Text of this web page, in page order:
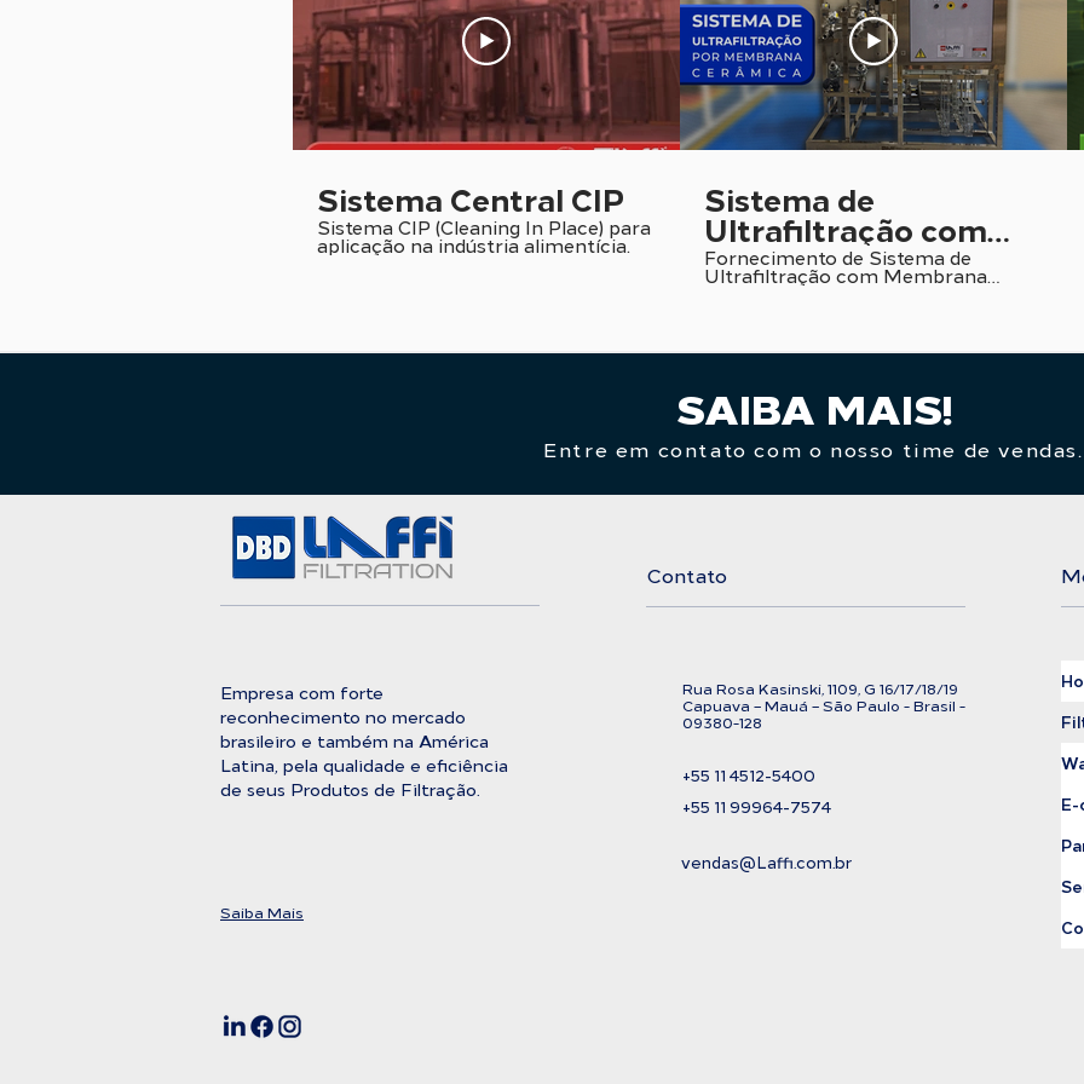
Sistema Central CIP
Sistema CIP (Cleaning In Place) para
aplicação na indústria alimentícia.
Sistema de
Ultrafiltração com
Membrana Cerâmica
Fornecimento de Sistema de
Ultrafiltração com Membrana
Cerâmica para a Indústria
SAIBA MAIS!
Entre em contato com o nosso time de vendas.
Empresa com forte
reconhecimento no mercado
brasileiro e também na América
Latina, pela qualidade e eficiência
de seus Produtos de Filtração.
Saiba Mais
Contato
Rua Rosa Kasinski, 1109, G 16/17/18/19
Capuava – Mauá – São Paulo - Brasil -
09380-128
+55 11 4512-5400
+55 11 99964-7574
vendas@Laffi.com.br